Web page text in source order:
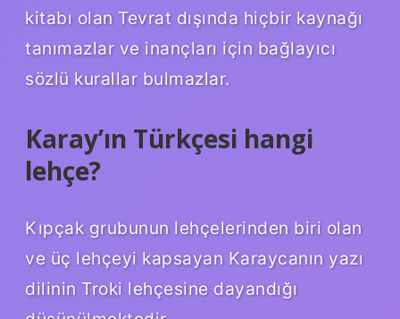
kitabı olan Tevrat dışında hiçbir kaynağı
tanımazlar ve inançları için bağlayıcı
sözlü kurallar bulmazlar.
Karay’ın Türkçesi hangi
lehçe?
Kıpçak grubunun lehçelerinden biri olan
ve üç lehçeyi kapsayan Karaycanın yazı
dilinin Troki lehçesine dayandığı